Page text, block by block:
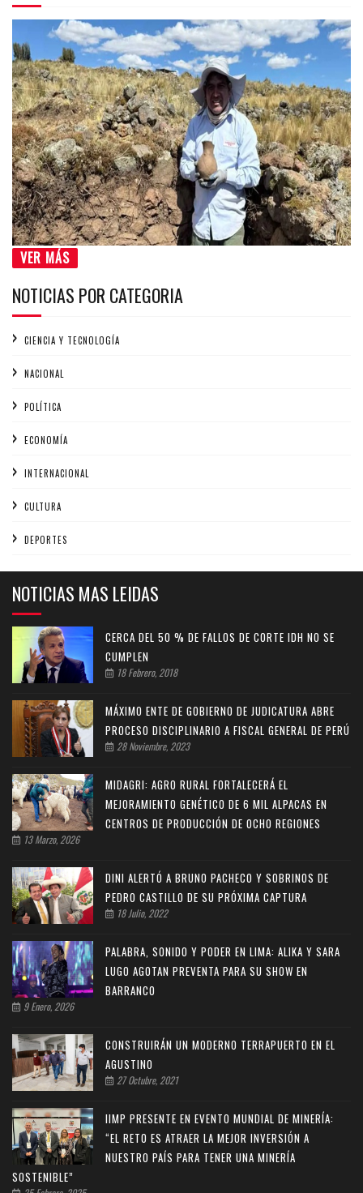
VER MÁS
NOTICIAS POR CATEGORIA
CIENCIA Y TECNOLOGÍA
NACIONAL
POLÍTICA
ECONOMÍA
INTERNACIONAL
CULTURA
DEPORTES
NOTICIAS MAS LEIDAS
CERCA DEL 50 % DE FALLOS DE CORTE IDH NO SE
CUMPLEN
18 Febrero, 2018
MÁXIMO ENTE DE GOBIERNO DE JUDICATURA ABRE
PROCESO DISCIPLINARIO A FISCAL GENERAL DE PERÚ
28 Noviembre, 2023
MIDAGRI: AGRO RURAL FORTALECERÁ EL
MEJORAMIENTO GENÉTICO DE 6 MIL ALPACAS EN
CENTROS DE PRODUCCIÓN DE OCHO REGIONES
13 Marzo, 2026
DINI ALERTÓ A BRUNO PACHECO Y SOBRINOS DE
PEDRO CASTILLO DE SU PRÓXIMA CAPTURA
18 Julio, 2022
PALABRA, SONIDO Y PODER EN LIMA: ALIKA Y SARA
LUGO AGOTAN PREVENTA PARA SU SHOW EN
BARRANCO
9 Enero, 2026
CONSTRUIRÁN UN MODERNO TERRAPUERTO EN EL
AGUSTINO
27 Octubre, 2021
IIMP PRESENTE EN EVENTO MUNDIAL DE MINERÍA:
“EL RETO ES ATRAER LA MEJOR INVERSIÓN A
NUESTRO PAÍS PARA TENER UNA MINERÍA
SOSTENIBLE”